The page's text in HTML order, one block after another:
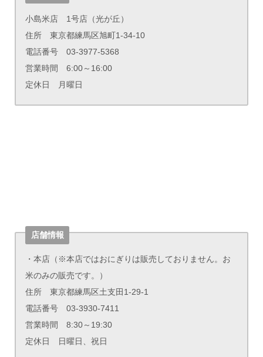
小島米店 1号店（光が丘）
住所 東京都練馬区旭町1-34-10
電話番号 03-3977-5368
営業時間 6:00～16:00
定休日 月曜日
店舗情報
・本店（※本店ではおにぎりは販売しておりません。お
米のみの販売です。）
住所 東京都練馬区土支田1-29-1
電話番号 03-3930-7411
営業時間 8:30～19:30
定休日 日曜日、祝日